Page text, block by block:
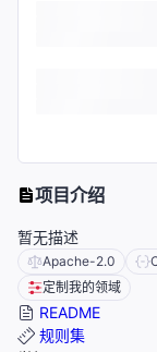
项目介绍
暂无描述
Apache-2.0
定制我的领域
README
规则集